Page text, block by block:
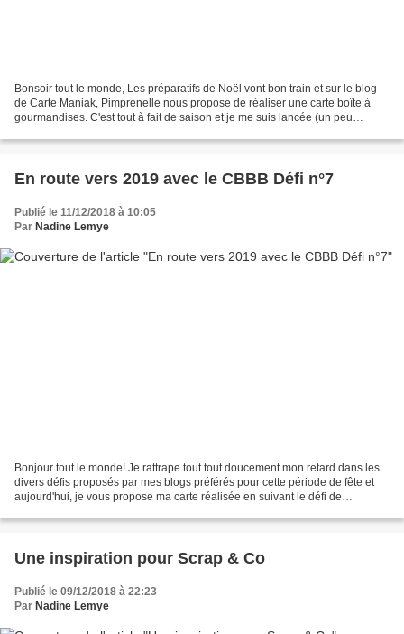
Bonsoir tout le monde, Les préparatifs de Noël vont bon train et sur le blog
de Carte Maniak, Pimprenelle nous propose de réaliser une carte boîte à
gourmandises. C'est tout à fait de saison et je me suis lancée (un peu
En route vers 2019 avec le CBBB Défi n°7
Publié le 11/12/2018 à 10:05
Par Nadine Lemye
Bonjour tout le monde! Je rattrape tout tout doucement mon retard dans les
divers défis proposés par mes blogs préférés pour cette période de fête et
aujourd'hui, je vous propose ma carte réalisée en suivant le défi de
Une inspiration pour Scrap & Co
Publié le 09/12/2018 à 22:23
Par Nadine Lemye